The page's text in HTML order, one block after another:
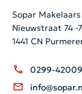
Sopar Makelaars
Nieuwstraat 74 -
1441 CN
0299-